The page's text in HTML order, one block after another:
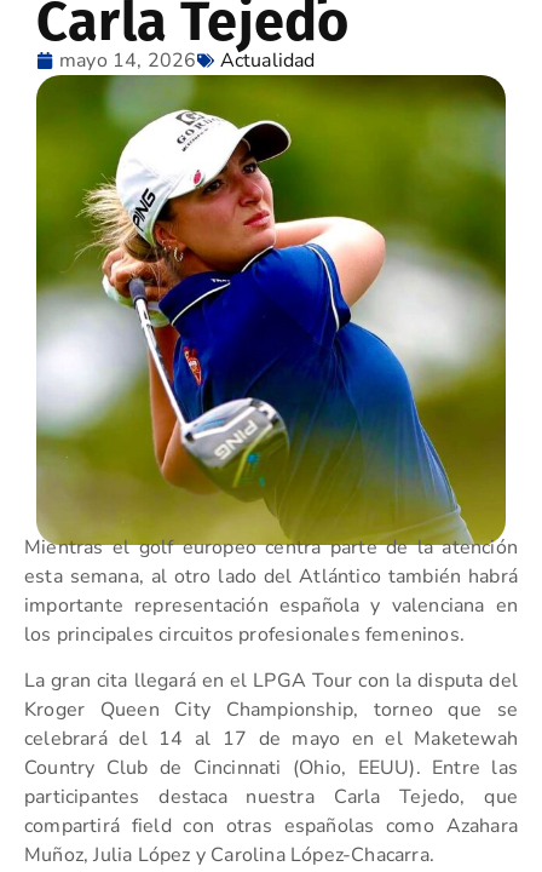
Carla Tejedo
mayo 14, 2026 Actualidad
Mientras el golf europeo centra parte de la atención
esta semana, al otro lado del Atlántico también habrá
importante representación española y valenciana en
los principales circuitos profesionales femeninos.
La gran cita llegará en el LPGA Tour con la disputa del
Kroger Queen City Championship, torneo que se
celebrará del 14 al 17 de mayo en el Maketewah
Country Club de Cincinnati (Ohio, EEUU). Entre las
participantes destaca nuestra Carla Tejedo, que
compartirá field con otras españolas como Azahara
Muñoz, Julia López y Carolina López-Chacarra.